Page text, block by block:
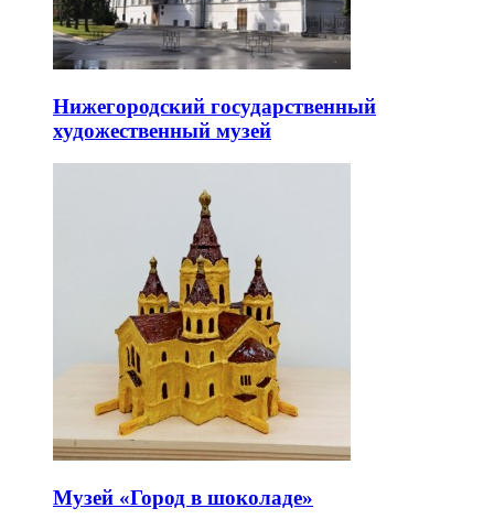
Нижегородский государственный
художественный музей
Музей «Город в шоколаде»